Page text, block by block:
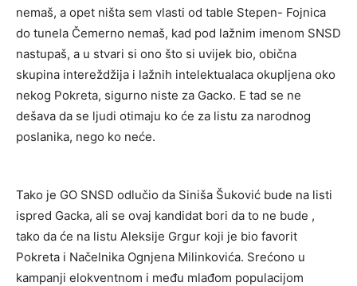
nemaš, a opet ništa sem vlasti od table Stepen- Fojnica
do tunela Čemerno nemaš, kad pod lažnim imenom SNSD
nastupaš, a u stvari si ono što si uvijek bio, obična
skupina intereždžija i lažnih intelektualaca okupljena oko
nekog Pokreta, sigurno niste za Gacko. E tad se ne
dešava da se ljudi otimaju ko će za listu za narodnog
poslanika, nego ko neće.
Tako je GO SNSD odlučio da Siniša Šuković bude na listi
ispred Gacka, ali se ovaj kandidat bori da to ne bude ,
tako da će na listu Aleksije Grgur koji je bio favorit
Pokreta i Načelnika Ognjena Milinkovića. Srećono u
kampanji elokventnom i među mlađom populacijom